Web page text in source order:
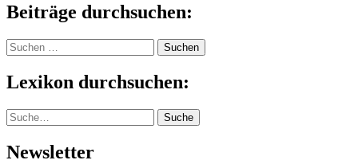
Beiträge durchsuchen:
Suchen
nach:
Lexikon durchsuchen:
Suche Suche
Newsletter